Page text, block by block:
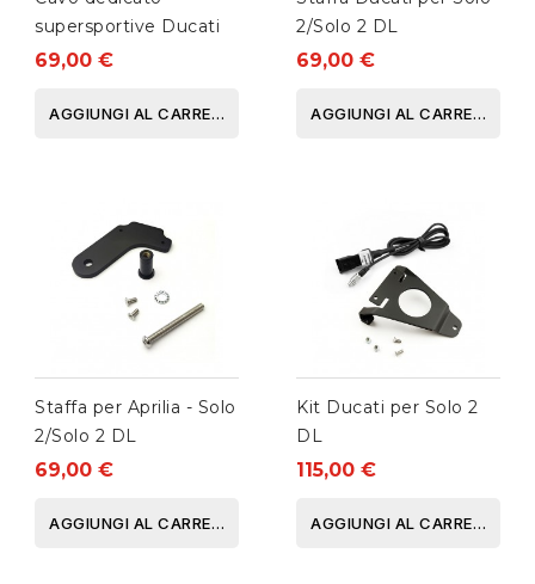
supersportive Ducati
69,00 €
AGGIUNGI AL CARRELLO
2/Solo 2 DL
69,00 €
AGGIUNGI AL CARRELLO
Staffa per Aprilia - Solo
2/Solo 2 DL
69,00 €
AGGIUNGI AL CARRELLO
Kit Ducati per Solo 2
DL
115,00 €
AGGIUNGI AL CARRELLO